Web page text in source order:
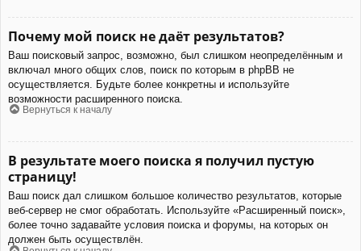
Почему мой поиск не даёт результатов?
Ваш поисковый запрос, возможно, был слишком неопределённым и
включал много общих слов, поиск по которым в phpBB не
осуществляется. Будьте более конкретны и используйте
возможности расширенного поиска.
Вернуться к началу
В результате моего поиска я получил пустую
страницу!
Ваш поиск дал слишком большое количество результатов, которые
веб-сервер не смог обработать. Используйте «Расширенный поиск»,
более точно задавайте условия поиска и форумы, на которых он
должен быть осуществлён.